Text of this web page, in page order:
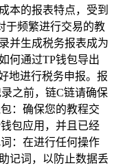
本的报表特点，受到
于频繁进行交易的教
并生成税务报表成为
何通过TP钱包导出
地进行税务申报。报
之前，链C链请确保
：确保您的教程交
包应用，并且已经
：在进行任何操作
记词，以防止数据丢